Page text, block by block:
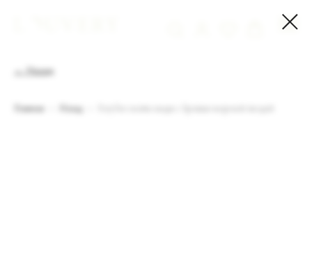
← Назад
Главная Назад